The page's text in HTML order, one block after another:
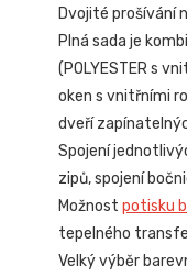
Dvojité prošívání
Plná sada je
(POLYESTER s
oken s vnitřními
dveří
Spojení
zipů, spojení
Možnostpotisku
tepelného
Velký výběr